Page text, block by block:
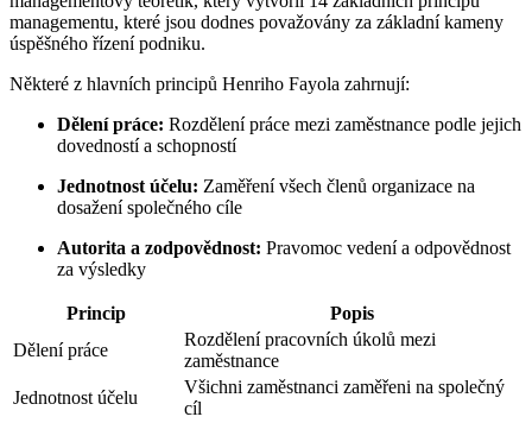
managementu, které jsou dodnes považovány za základní kameny
úspěšného řízení podniku.
Některé z hlavních principů Henriho Fayola zahrnují:
Dělení práce: Rozdělení práce mezi zaměstnance podle jejich
dovedností a schopností
Jednotnost účelu: Zaměření všech členů organizace na
dosažení společného cíle
Autorita a zodpovědnost: Pravomoc vedení a odpovědnost
za výsledky
Princip
Popis
Dělení práce
Rozdělení pracovních úkolů mezi
zaměstnance
Jednotnost účelu
Všichni zaměstnanci zaměřeni na společný
cíl